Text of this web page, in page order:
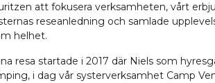
att fokusera verksamheten, vårt
reseanledning och samlade
helhet.
resa startade i 2017 där Niels som
i dag vår systerverksamhet Camp